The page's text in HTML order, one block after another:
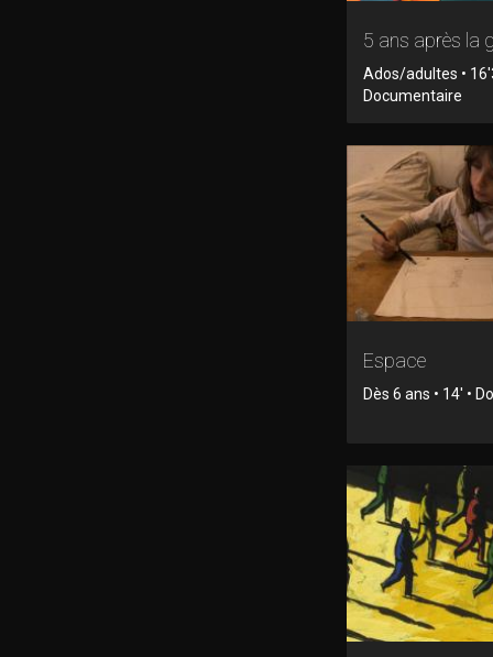
5 ans après la
Ados/adultes •
Documentaire
Espace
Dès 6 ans • 14' •